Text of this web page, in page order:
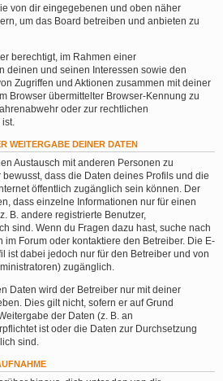
von dir eingegebenen und oben näher
um das Board betreiben und anbieten zu
berechtigt, im Rahmen einer
deinen und seinen Interessen sowie den
Zugriffen und Aktionen zusammen mit deiner
Browser übermittelter Browser-Kennung zu
oder zur rechtlichen
WEITERGABE DEINER DATEN
Austausch mit anderen Personen zu
dass die Daten deines Profils und die
öffentlich zugänglich sein können. Der
dass einzelne Informationen nur für einen
B. andere registrierte Benutzer,
sind. Wenn du Fragen dazu hast, suche nach
Forum oder kontaktiere den Betreiber. Die E-
ist dabei jedoch nur für den Betreiber und von
zugänglich.
Daten wird der Betreiber nur mit deiner
Dies gilt nicht, sofern er auf Grund
der Daten (z. B. an
ist oder die Daten zur Durchsetzung
sind.